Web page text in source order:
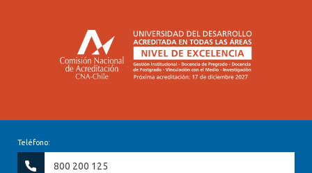
Teléfono:
800 200 125